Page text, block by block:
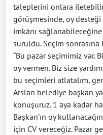
taleplerini onlara
görüşmesinde, oy desteği
imkânı
sürüldü. Seçim
“Bu pazar seçimimiz var.
oy vermen. Biz size
bu seçimleri atlatalım,
Arslan belediye başkan
konuşuruz. 1 aya kadar
Başkan’ın oy
için CV vereceğiz. Pazar